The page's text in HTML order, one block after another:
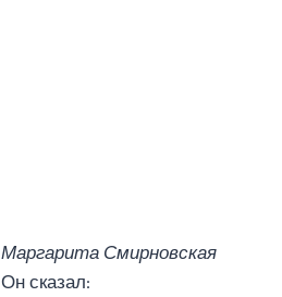
Маргарита Смирновская
Он сказал: